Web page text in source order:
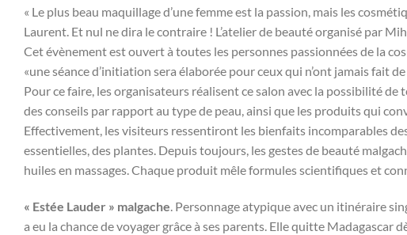
« Le plus beau maquillage d’une femme est la passion, mais les
Laurent. Et nul ne dira le contraire ! L’atelier de beauté organisé par
Cet évènement est ouvert à toutes les personnes passionnées de la
«une séance d’initiation sera élaborée pour ceux qui n’ont jamais fait
Pour ce faire, les organisateurs réalisent ce salon avec la possibilité
des conseils par rapport au type de peau, ainsi que les produits qui
Effectivement, les visiteurs ressentiront les bienfaits incomparables
essentielles, des plantes. Depuis toujours, les gestes de beauté
huiles en massages. Chaque produit mêle formules scientifiques et
« Estée Lauder » malgache. Personnage atypique avec un itinéraire
a eu la chance de voyager grâce à ses parents. Elle quitte Madagascar